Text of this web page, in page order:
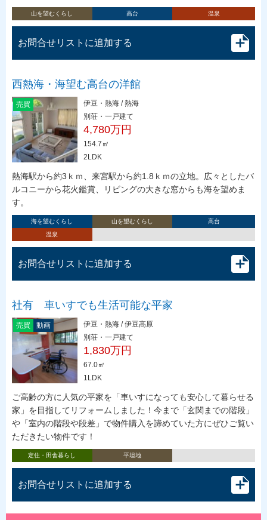
山を望むくらし 高台 温泉
お問合せリストに追加する
西熱海・海望む高台の洋館
売買
伊豆・熱海 / 熱海
別荘・一戸建て
4,780万円
154.7㎡
2LDK
熱海駅から約3ｋｍ、来宮駅から約1.8ｋｍの立地。広々としたバ
ルコニーから花火鑑賞、リビングの大きな窓からも海を望めま
す。
海を望むくらし 山を望むくらし
高台
温泉
お問合せリストに追加する
社有 車いすでも生活可能な平家
売買 動画
伊豆・熱海 / 伊豆高原
別荘・一戸建て
1,830万円
67.0㎡
1LDK
ご高齢の方に人気の平家を「車いすになっても安心して暮らせる
家」を目指してリフォームしました！今まで「玄関までの階段」
や「室内の階段や段差」で物件購入を諦めていた方にぜひご覧い
ただきたい物件です！
定住・田舎暮らし 平坦地
お問合せリストに追加する